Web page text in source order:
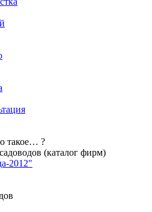
такое… ?
(каталог фирм)
2012"